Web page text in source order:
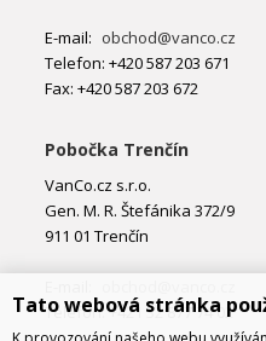
E-mail: obchod@vanco.cz
Telefon: +420 587 203 671
Fax: +420 587 203 672
Pobočka Trenčín
VanCo.cz s.r.o.
Gen. M. R. Štefánika 372/9
911 01 Trenčín
Telefon: +421 32 877 74 02
Tato webová stránka